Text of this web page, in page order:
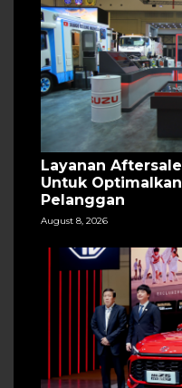
Layanan
Untuk
Pelanggan
August 8, 2026